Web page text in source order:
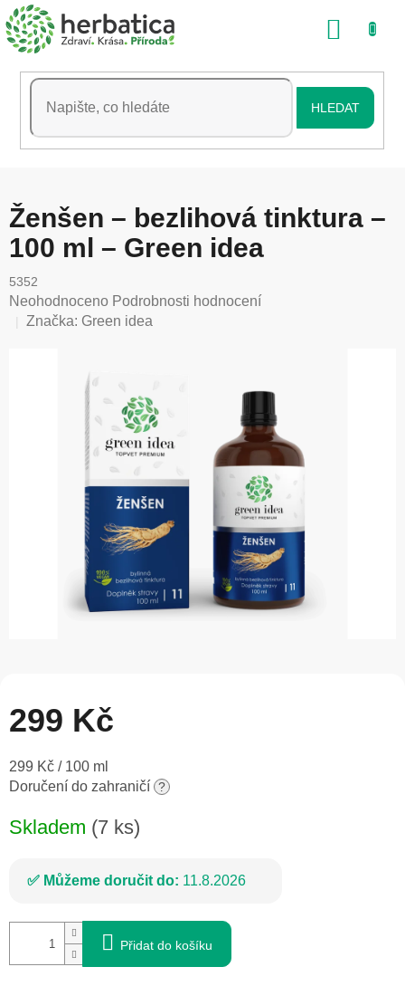
Přejít
na
obsah
HLEDAT
Ženšen – bezlihová tinktura –
100 ml – Green idea
5352
Průměrné
hodnocení
Neohodnoceno Podrobnosti hodnocení
Značka: Green idea
299 Kč
Měrná
cena:
299 Kč / 100 ml
Doručení do zahraničí ?
Skladem (7 ks)
Můžeme doručit do: 11.8.2026
Přidat do košíku